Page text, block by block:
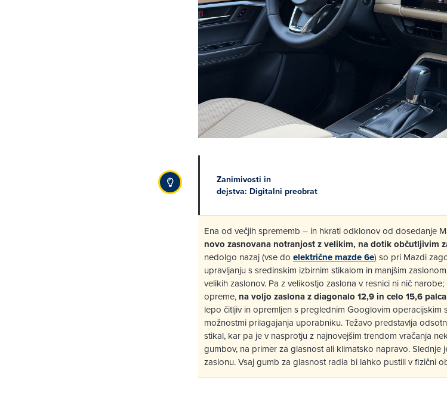
Zanimivosti in
dejstva: Digitalni preobrat
Ena od večjih sprememb – in hkrati odklonov od dosedanje
novo zasnovana notranjost z velikim, na dotik občutljivim
nedolgo nazaj (vse do električne mazde 6e) so pri Mazdi
upravljanju s sredinskim izbirnim stikalom in manjšim
velikih zaslonov. Pa z velikostjo zaslona v resnici ni nič
opreme, na voljo zaslona z diagonalo 12,9 in celo 15,6 palca
lepo čitljiv in opremljen s preglednim Googlovim operacijskim
možnostmi prilagajanja uporabniku. Težavo predstavlja
stikal, kar pa je v nasprotju z najnovejšim trendom vračanja
gumbov, na primer za glasnost ali klimatsko napravo. Slednje
zaslonu. Vsaj gumb za glasnost radia bi lahko pustili v fizični